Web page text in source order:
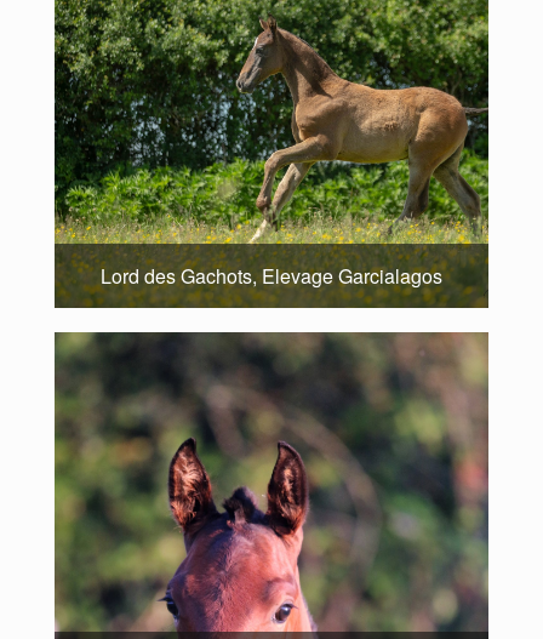
Lord des Gachots, Elevage Garcialagos